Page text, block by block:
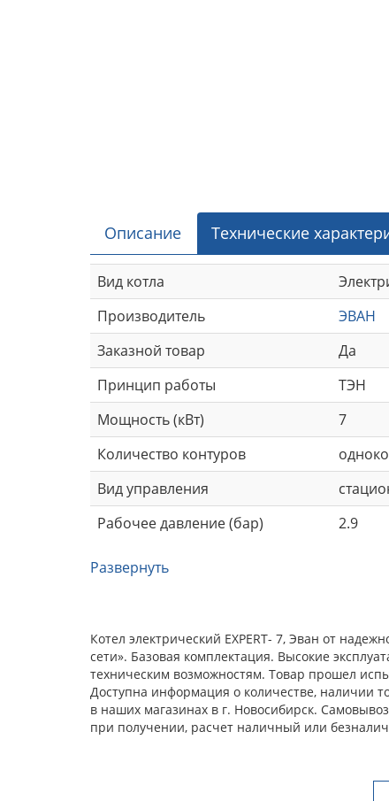
Описание Технические
Вид котла
Производитель
ЭВАН
Заказной товар
Да
Принцип работы
ТЭН
Мощность (кВт)
7
Количество контуров
Вид управления
Рабочее давление (бар)
2.9
Развернуть
Котел электрический EXPERT- 7, Эван от
сети». Базовая комплектация. Высокие
техническим возможностям. Товар прошел
Доступна информация о количестве, наличии
в наших магазинах в г. Новосибирск.
при получении, расчет наличный или